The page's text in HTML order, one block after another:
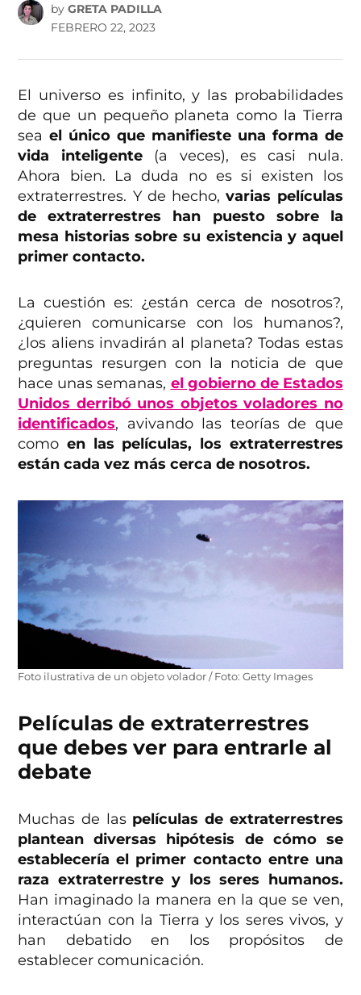
by GRETA PADILLA
FEBRERO 22, 2023
El universo es infinito, y las probabilidades
de que un pequeño planeta como la Tierra
seael único que manifieste una forma de
vida inteligente(a veces), es casi nula.
Ahora bien. La duda no es si existen los
extraterrestres. Y de hecho,varias películas
de extraterrestres han puesto sobre la
mesa historias sobre su existencia y aquel
primer contacto.
La cuestión es: ¿están cerca de nosotros?,
¿quieren comunicarse con los humanos?,
¿los aliens invadirán al planeta? Todas estas
preguntas resurgen con la noticia de que
hace unas semanas, el gobierno de Estados
Unidos derribó unos objetos voladores no
identificados, avivando las teorías de que
comoen las películas, los extraterrestres
están cada vez más cerca de nosotros.
Foto ilustrativa de un objeto volador / Foto: Getty Images
Películas de extraterrestres
que debes ver para entrarle al
debate
Muchas de laspelículas de extraterrestres
plantean diversas hipótesis de cómo se
establecería el primer contacto entre una
raza extraterrestre y los seres humanos.
Han imaginado la manera en la que se ven,
interactúan con la Tierra y los seres vivos, y
han debatido en los propósitos de
establecer comunicación.